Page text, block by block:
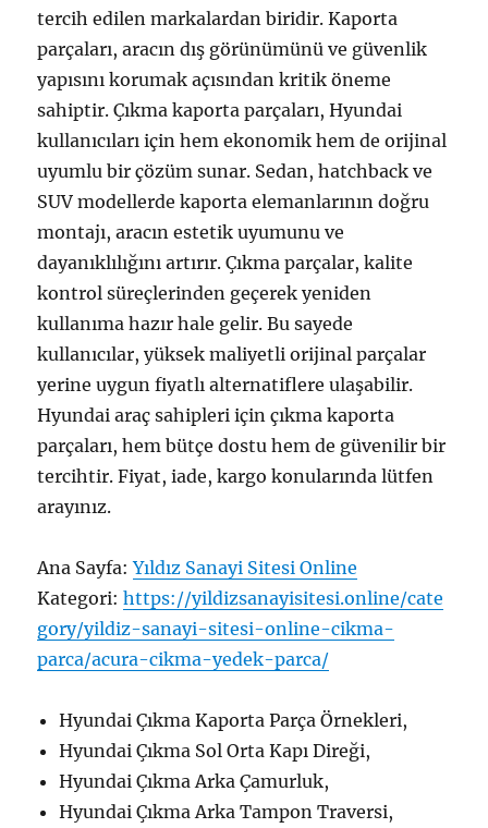
tercih edilen markalardan biridir. Kaporta
parçaları, aracın dış görünümünü ve güvenlik
yapısını korumak açısından kritik öneme
sahiptir. Çıkma kaporta parçaları, Hyundai
kullanıcıları için hem ekonomik hem de orijinal
uyumlu bir çözüm sunar. Sedan, hatchback ve
SUV modellerde kaporta elemanlarının doğru
montajı, aracın estetik uyumunu ve
dayanıklılığını artırır. Çıkma parçalar, kalite
kontrol süreçlerinden geçerek yeniden
kullanıma hazır hale gelir. Bu sayede
kullanıcılar, yüksek maliyetli orijinal parçalar
yerine uygun fiyatlı alternatiflere ulaşabilir.
Hyundai araç sahipleri için çıkma kaporta
parçaları, hem bütçe dostu hem de güvenilir bir
tercihtir. Fiyat, iade, kargo konularında lütfen
arayınız.
Ana Sayfa:Yıldız Sanayi Sitesi Online
Kategori:https://yildizsanayisitesi.online/cate
gory/yildiz-sanayi-sitesi-online-cikma-
parca/acura-cikma-yedek-parca/
Hyundai Çıkma Kaporta Parça Örnekleri,
Hyundai Çıkma Sol Orta Kapı Direği,
Hyundai Çıkma Arka Çamurluk,
Hyundai Çıkma Arka Tampon Traversi,